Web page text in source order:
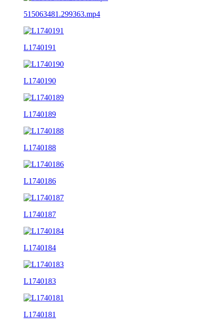
515063481.299363.mp4
L1740191
L1740190
L1740189
L1740188
L1740186
L1740187
L1740184
L1740183
L1740181